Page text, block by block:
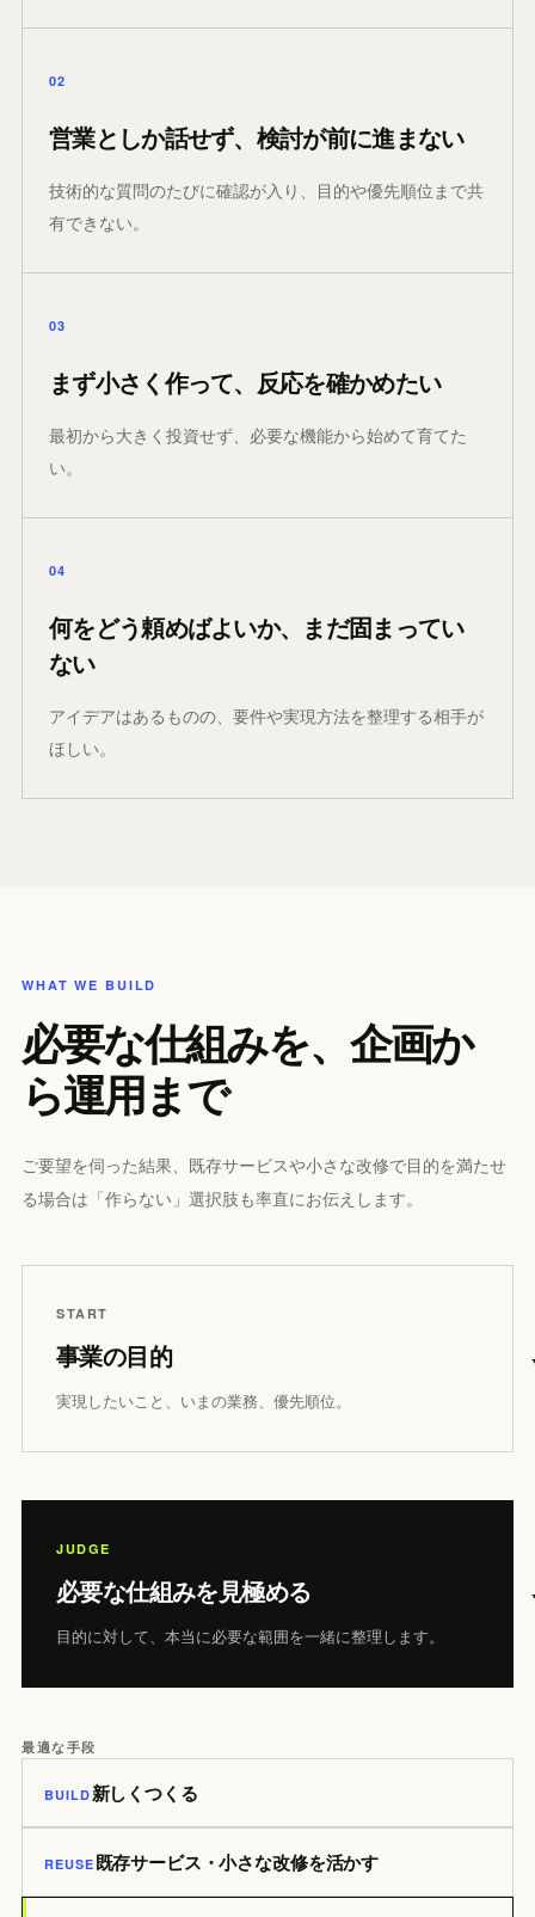
02
営業としか話せず、検討が前に進まない
技術的な質問のたびに確認が入り、目的や優先順位まで共
有できない。
03
まず小さく作って、反応を確かめたい
最初から大きく投資せず、必要な機能から始めて育てた
い。
04
何をどう頼めばよいか、まだ固まってい
ない
アイデアはあるものの、要件や実現方法を整理する相手が
ほしい。
WHAT WE BUILD
必要な仕組みを、企画か
ら運用まで
ご要望を伺った結果、既存サービスや小さな改修で目的を満たせ
る場合は「作らない」選択肢も率直にお伝えします。
START
事業の目的
実現したいこと、いまの業務、優先順位。
JUDGE
必要な仕組みを見極める
目的に対して、本当に必要な範囲を一緒に整理します。
最適な手段
BUILD新しくつくる
REUSE 既存サービス・小さな改修を活かす